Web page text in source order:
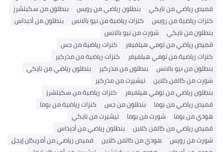
قميص رياضي من نايكي
بنطلون رياضي من رويس
بنطلون من سكيتشرز
كنزات رياضية من رويس
كنزات رياضية من نيو بالانس
بنطلون من أديداس
بنطلون من نايكي
شورت من نيو بالانس
قميص رياضي من تومي هيلفيغر
كنزات رياضية من جس
كنزات رياضية من تومي هيلفيغر
كنزات رياضية من مذركير
بنطلون من نيو بالانس
بنطلون من مذركير
بنطلون رياضي من نايكي
شورت من كالفن كلاين
تيشيرت من مذركير
بنطلون رياضي من تومي هيلفيغر
كنزات رياضية من سكيتشرز
قميص رياضي من بوما
بنطلون من جس
كنزات رياضية من بوما
هودي من بوما
شورت من بوما
تيشيرت من نايكي
قميص رياضي من كالفن كلاين
بنطلون رياضي من أديداس
شورت من رويس
هودي من كالفن كلاين
قميص رياضي من أمريكان إيجل